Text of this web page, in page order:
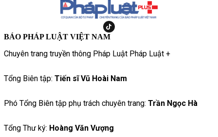
BÁO PHÁP LUẬT VIỆT NAM
Chuyên trang truyền thông Pháp Luật Pháp Luật +
Tổng Biên tập: Tiến sĩ Vũ Hoài Nam
Phó Tổng Biên tập phụ trách chuyên trang: Trần Ngọc Hà
Tổng Thư ký: Hoàng Văn Vượng